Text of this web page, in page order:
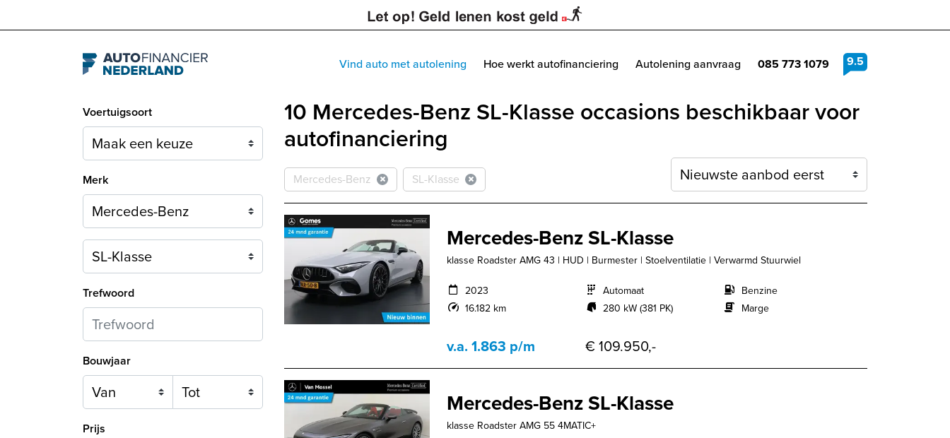
Navigation 9.5
Vind auto met autolening Hoe werkt autofinanciering Autolening aanvraag 085 773 1079
Voertuigsoort
Merk
Model
Trefwoord
Bouwjaar
Prijs
10 Mercedes-Benz SL-Klasse occasions beschikbaar voor
autofinanciering
Mercedes-Benz SL-Klasse
Sortering
Mercedes-Benz SL-Klasse
klasse Roadster AMG 43 | HUD | Burmester | Stoelventilatie | Verwarmd Stuurwiel
2023
16.182 km
Automaat
280 kW (381 PK)
Benzine
Marge
v.a. 1.863 p/m € 109.950,-
Mercedes-Benz SL-Klasse
klasse Roadster AMG 55 4MATIC+